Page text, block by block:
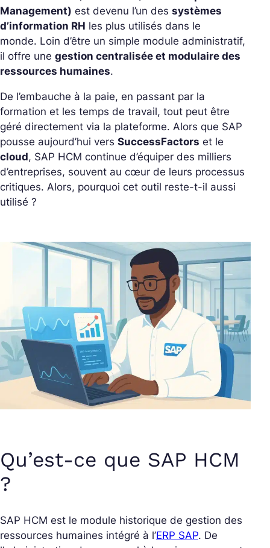
Management) est devenu l’un des systèmes
d’information RH les plus utilisés dans le
monde. Loin d’être un simple module administratif,
il offre une gestion centralisée et modulaire des
ressources humaines.
De l’embauche à la paie, en passant par la
formation et les temps de travail, tout peut être
géré directement via la plateforme. Alors que SAP
pousse aujourd’hui vers SuccessFactors et le
cloud, SAP HCM continue d’équiper des milliers
d’entreprises, souvent au cœur de leurs processus
critiques. Alors, pourquoi cet outil reste-t-il aussi
utilisé ?
Qu’est-ce que SAP HCM
?
SAP HCM est le module historique de gestion des
ressources humaines intégré à l’ERP SAP. De